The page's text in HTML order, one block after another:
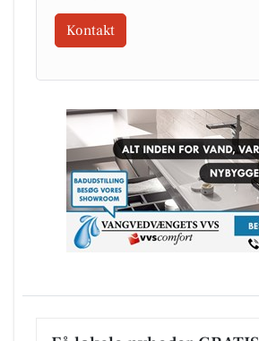
Kontakt